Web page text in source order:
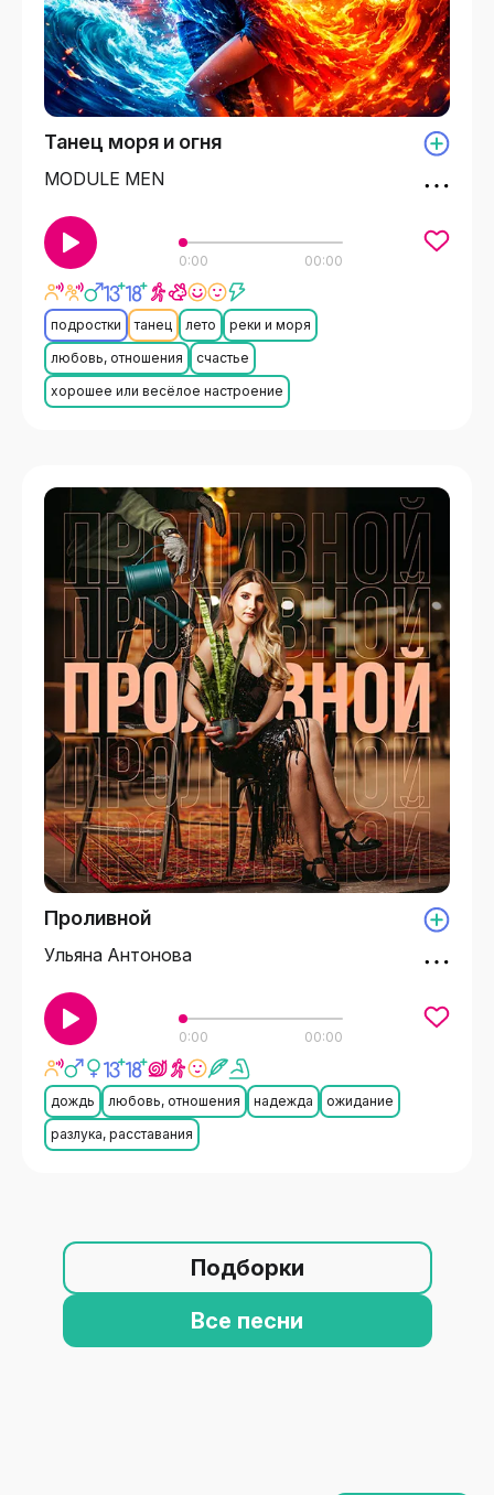
Танец моря и огня
MODULE MEN
0:00 00:00
подростки танец лето
реки и моря
любовь, отношения
счастье
хорошее или весёлое настроение
Проливной
Ульяна Антонова
0:00 00:00
дождь любовь, отношения надежда
ожидание
разлука, расставания
Подборки
Все песни